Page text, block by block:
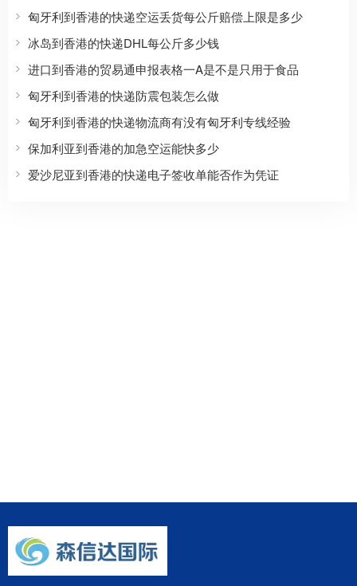
匈牙利到香港的快递空运丢货每公斤赔偿上限是多少
冰岛到香港的快递DHL每公斤多少钱
进口到香港的贸易通申报表格一A是不是只用于食品
匈牙利到香港的快递防震包装怎么做
匈牙利到香港的快递物流商有没有匈牙利专线经验
保加利亚到香港的加急空运能快多少
爱沙尼亚到香港的快递电子签收单能否作为凭证